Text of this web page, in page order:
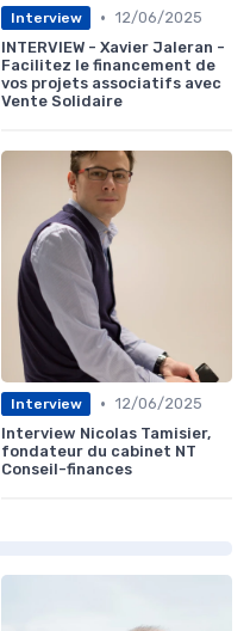
Interview • 12/06/2025
INTERVIEW - Xavier Jaleran -
Facilitez le financement de
vos projets associatifs avec
Vente Solidaire
Interview • 12/06/2025
Interview Nicolas Tamisier,
fondateur du cabinet NT
Conseil-finances